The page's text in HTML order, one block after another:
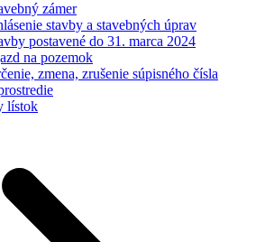
zámer
stavby a stavebných úprav
postavené do 31. marca 2024
na pozemok
zmena, zrušenie súpisného čísla
lístok